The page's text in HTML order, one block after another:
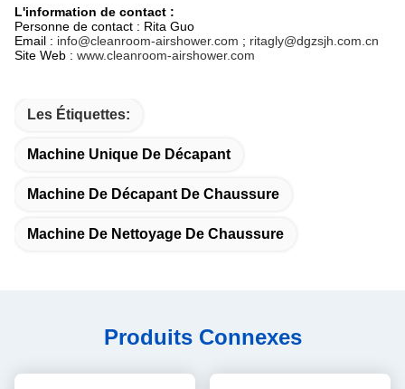
L'information de contact :
Personne de contact : Rita Guo
Email : info@cleanroom-airshower.com ; ritagly@dgzsjh.com.cn
Site Web : www.cleanroom-airshower.com
Les Étiquettes:
Machine Unique De Décapant
Machine De Décapant De Chaussure
Machine De Nettoyage De Chaussure
Produits Connexes